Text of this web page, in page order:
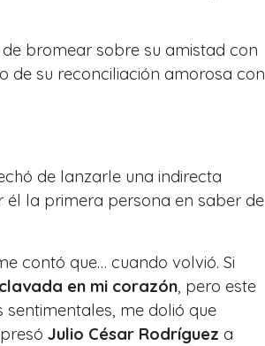
bromear sobre su amistad con
de su reconciliación amorosa con
de lanzarle una indirecta
él la primera persona en saber de
contó que… cuando volvió. Si
en mi corazón , pero este
me dolió que
Julio César Rodríguez a